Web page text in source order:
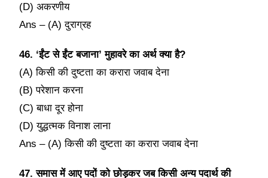
(D) अकरणीय
Ans – (A) दुराग्रह
46. ‘ईंट से ईंट बजाना’ मुहावरे का अर्थ क्या है?
(A) किसी की दुष्टता का करारा जवाब देना
(B) परेशान करना
(C) बाधा दूर होना
(D) युद्धत्मक विनाश लाना
Ans – (A) किसी की दुष्टता का करारा जवाब देना
47. समास में आए पदों को छोड़कर जब किसी अन्य पदार्थ की